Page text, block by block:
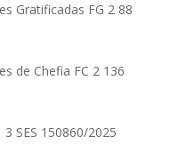
Gratificadas FG 2 88
de Chefia FC 2 136
3 SES 150860/2025